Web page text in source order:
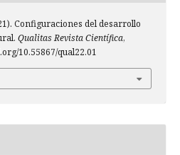
Configuraciones del desarrollo
Qualitas Revista Científica,
10.55867/qual22.01